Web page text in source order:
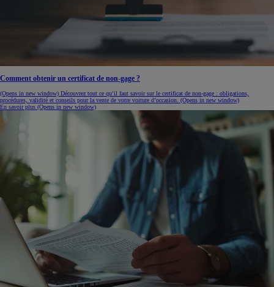
Comment obtenir un certificat de non-gage ?
(Opens in new window) Découvrez tout ce qu’il faut savoir sur le certificat de non-gage : obligations,
procédures, validité et conseils pour la vente de votre voiture d’occasion. (Opens in new window)
En savoir plus (Opens in new window)